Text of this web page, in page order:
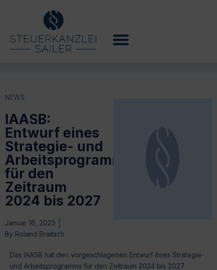
NEWS
IAASB:
Entwurf eines
Strategie- und
Arbeitsprogramms
für den
Zeitraum
2024 bis 2027
Januar 16, 2023
By Roland Braitsch
Das IAASB hat den vorgeschlagenen Entwurf ihres Strategie-
und Arbeitsprogramms für den Zeitraum 2024 bis 2027